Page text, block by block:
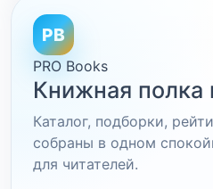
PB
PRO Books
Книжная полка
Каталог, подборки,
собраны в одном
для читателей.